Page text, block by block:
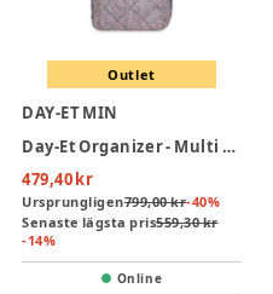
Outlet
DAY-ET MIN
Day-Et Organizer - Multi Colour
479,40 kr
Ursprungligen799,00 kr-40%
Senaste lägsta pris559,30 kr
-14%
Online